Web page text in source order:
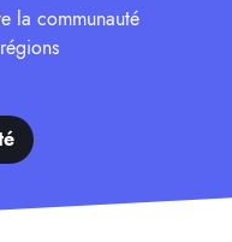
la communauté